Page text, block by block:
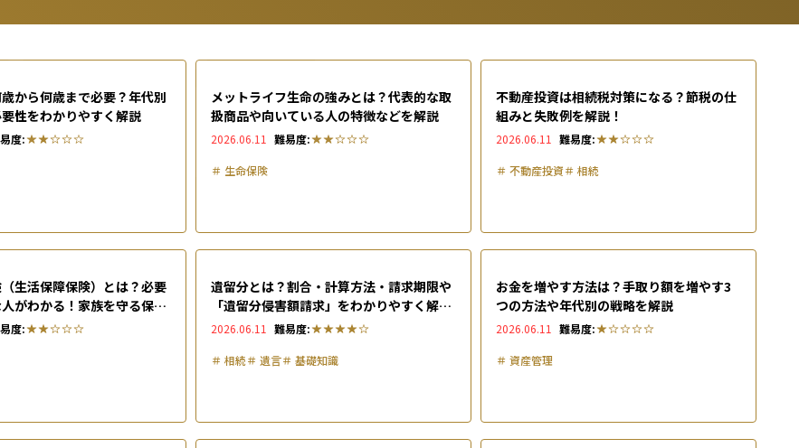
から何歳まで必要？年代別
性をわかりやすく解説
度:
メットライフ生命の強みとは？代表的な取
扱商品や向いている人の特徴などを解説
2026.06.11 難易度:
＃ 生命保険
不動産投資は相続税対策になる？節税の仕
組みと失敗例を解説！
2026.06.11 難易度:
＃ 不動産投資＃ 相続
生活保障保険）とは？必要
がわかる！家族を守る保障
度:
遺留分とは？割合・計算方法・請求期限や
「遺留分侵害額請求」をわかりやすく解説
続
2026.06.11 難易度:
＃ 相続＃ 遺言＃ 基礎知識
お金を増やす方法は？手取り額を増やす3
つの方法や年代別の戦略を解説
2026.06.11 難易度:
＃ 資産管理